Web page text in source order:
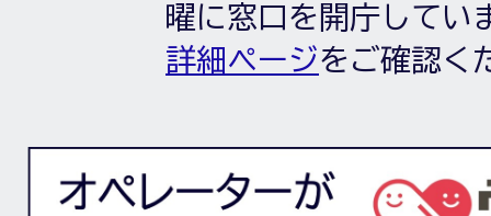
曜に窓口を開庁してい
詳細ページをご確認く